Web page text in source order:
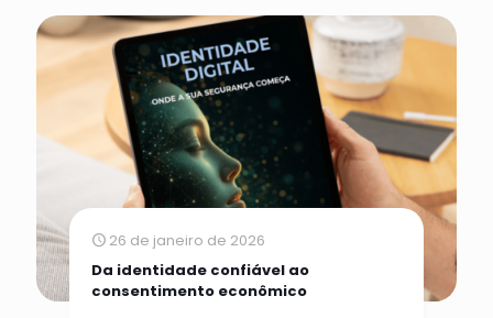
26 de janeiro de 2026
Da identidade confiável ao
consentimento econômico